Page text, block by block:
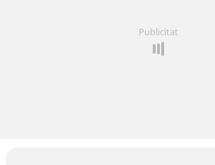
Publicitat